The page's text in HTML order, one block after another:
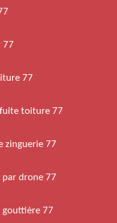
77
77
toiture 77
zinguerie 77
drone 77
gouttière 77